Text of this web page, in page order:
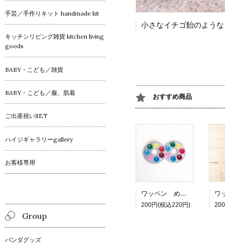
おすすめ商品
ワッペン めがねチョコ
200円(税込220円)
手芸／手作りキット handmade kit
キッチンリビング雑貨 kitchen living
goods
BABY・こども／雑貨
BABY・こども／服、肌着
ご出産祝いSET
ハイジギャラリーgallery
お客様専用
Group
パンダグッズ